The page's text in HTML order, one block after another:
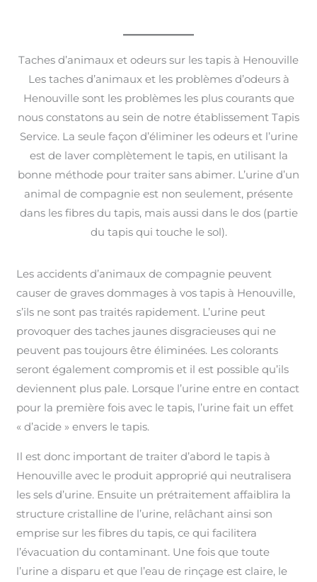
Taches d’animaux et odeurs sur les tapis à Henouville
Les taches d’animaux et les problèmes d’odeurs à
Henouville sont les problèmes les plus courants que
nous constatons au sein de notre établissement Tapis
Service. La seule façon d’éliminer les odeurs et l’urine
est de laver complètement le tapis, en utilisant la
bonne méthode pour traiter sans abimer. L’urine d’un
animal de compagnie est non seulement, présente
dans les fibres du tapis, mais aussi dans le dos (partie
du tapis qui touche le sol).
Les accidents d’animaux de compagnie peuvent
causer de graves dommages à vos tapis à Henouville,
s’ils ne sont pas traités rapidement. L’urine peut
provoquer des taches jaunes disgracieuses qui ne
peuvent pas toujours être éliminées. Les colorants
seront également compromis et il est possible qu’ils
deviennent plus pale. Lorsque l’urine entre en contact
pour la première fois avec le tapis, l’urine fait un effet
« d’acide » envers le tapis.
Il est donc important de traiter d’abord le tapis à
Henouville avec le produit approprié qui neutralisera
les sels d’urine. Ensuite un prétraitement affaiblira la
structure cristalline de l’urine, relâchant ainsi son
emprise sur les fibres du tapis, ce qui facilitera
l’évacuation du contaminant. Une fois que toute
l’urine a disparu et que l’eau de rinçage est claire, le